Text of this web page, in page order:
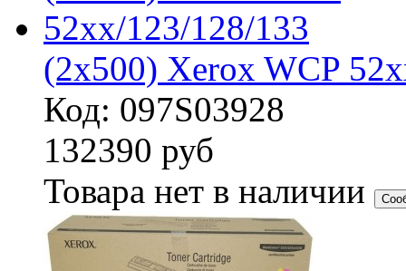
(2x500) Xerox WCP
Код: 097S03928
132390 руб
Товара нет в наличии